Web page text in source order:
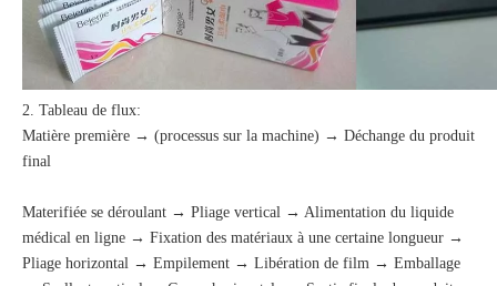
2. Tableau de flux:
Matière première → (processus sur la machine) → Déchange du produit
final
Materifiée se déroulant → Pliage vertical → Alimentation du liquide
médical en ligne → Fixation des matériaux à une certaine longueur →
Pliage horizontal → Empilement → Libération de film → Emballage